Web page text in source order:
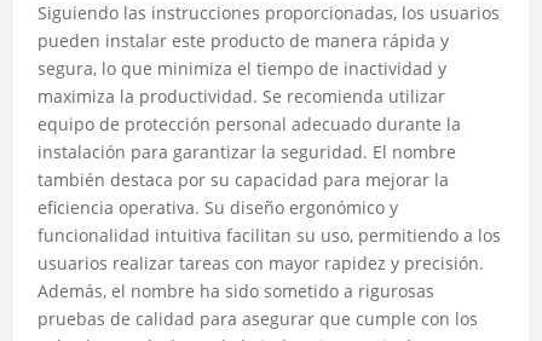
Siguiendo las instrucciones proporcionadas, los usuarios
pueden instalar este producto de manera rápida y
segura, lo que minimiza el tiempo de inactividad y
maximiza la productividad. Se recomienda utilizar
equipo de protección personal adecuado durante la
instalación para garantizar la seguridad. El nombre
también destaca por su capacidad para mejorar la
eficiencia operativa. Su diseño ergonómico y
funcionalidad intuitiva facilitan su uso, permitiendo a los
usuarios realizar tareas con mayor rapidez y precisión.
Además, el nombre ha sido sometido a rigurosas
pruebas de calidad para asegurar que cumple con los